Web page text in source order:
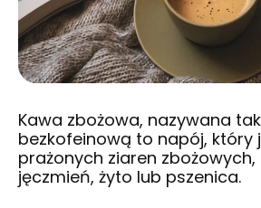
Kawa zbożowa, nazywana
bezkofeinową to napój, który
prażonych ziaren
jęczmień, żyto lub pszenica.